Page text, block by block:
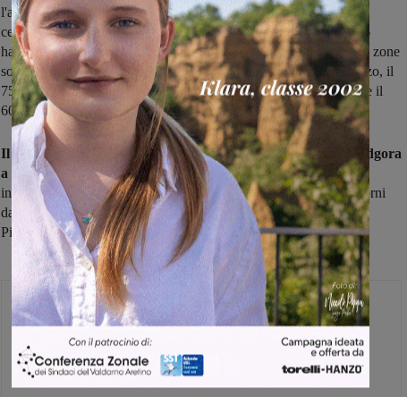
l'approccio psicologico con quello medico e mira a favorire la
cessazione dell'uso del tabacco. Sono 184 i fumatori che nel 2016
hanno partecipato ai corsi organizzati dalla Asl in tutte e cinque le zone
sociosanitarie della provincia aretina, e i dati dicono che, ad Arezzo, il
75% dei partecipanti, a fine trattamento, aveva smesso di fumare e il
60% di loro è rimasto non fumatore a distanza di 3 mesi.
Il corso si svolgerà presso il Distretto Sociosanitario di via Podgora
a Montevarchi, in orario serale dalle 18.00 alle 19.30. Per
informazioni ed iscrizioni al corso, è possibile telefonare tutti i giorni
dal lunedì al sabato allo 055 9106732 e chiedere della dottoressa
Picchioni Francesca.
Glenda Venturini
Capo redattore